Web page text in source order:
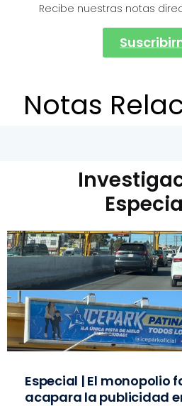
Recibe nuestras notas
Notas
Especial | El monopolio
acapara la publicidad